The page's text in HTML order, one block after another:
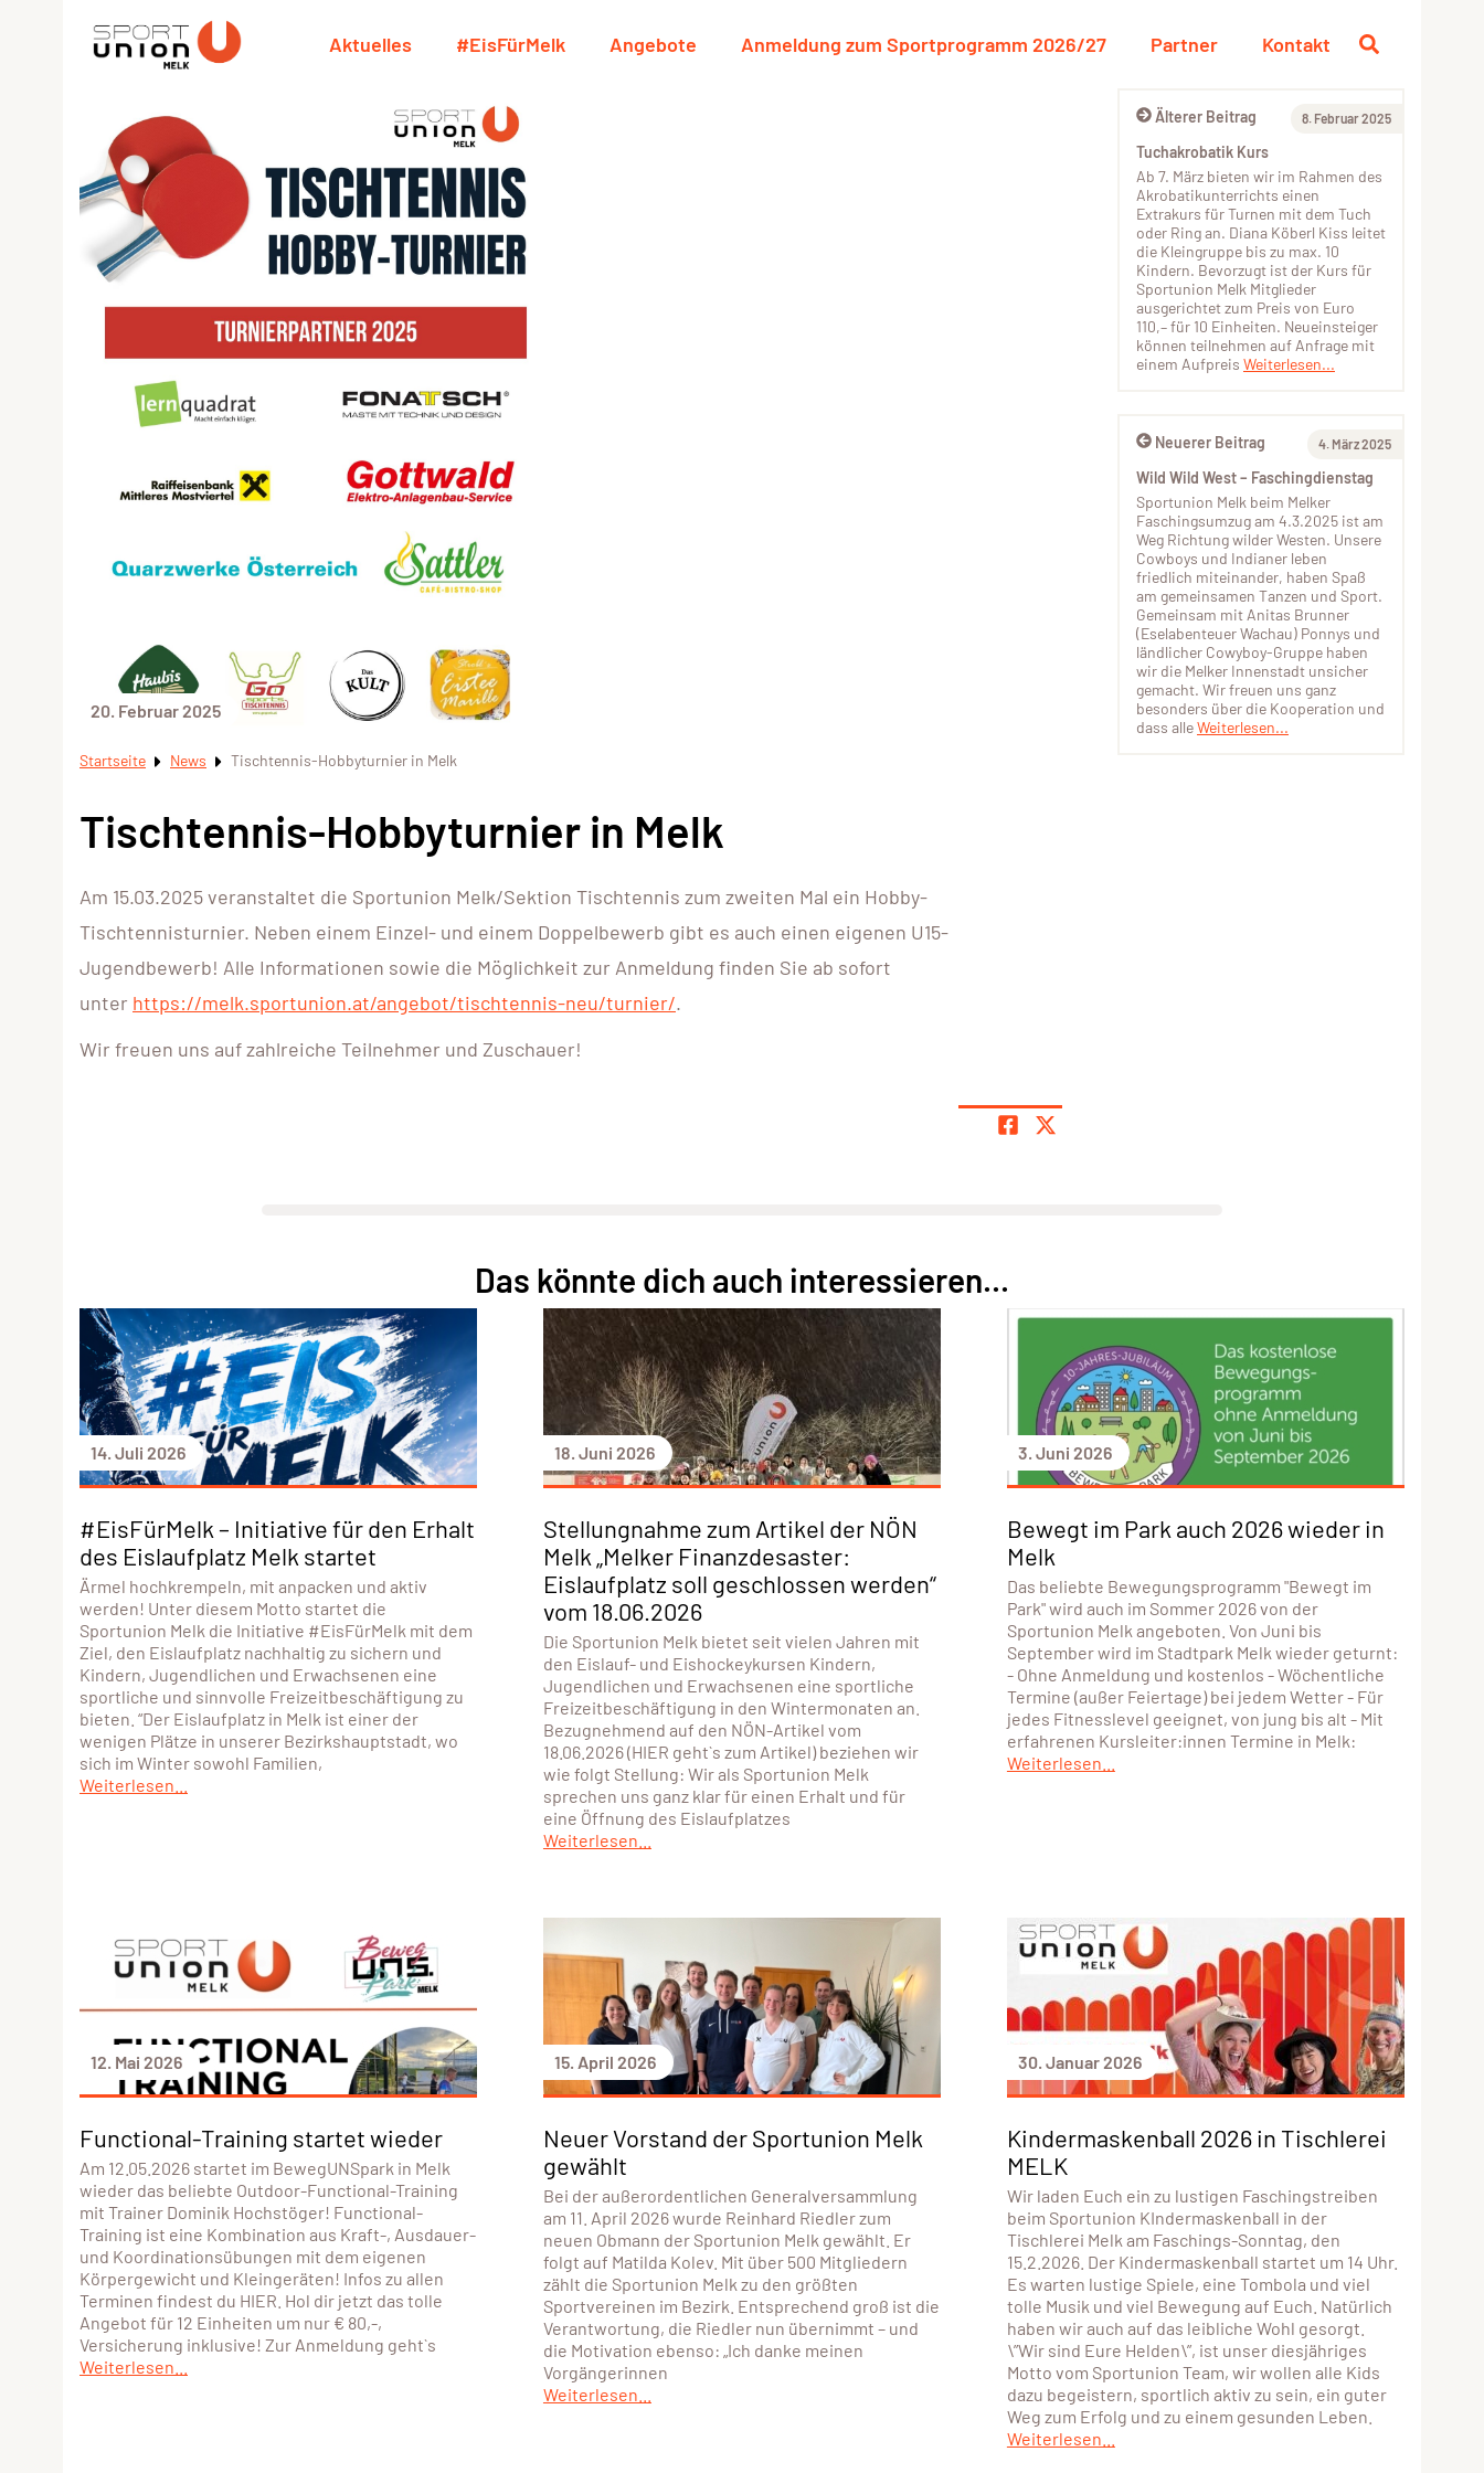
Aktuelles #EisFürMelk Angebote Anmeldung zum Sportprogramm 2026/27 Partner Kontakt
20. Februar 2025
Startseite News Tischtennis-Hobbyturnier in Melk
Tischtennis-Hobbyturnier in Melk
Am 15.03.2025 veranstaltet die Sportunion Melk/Sektion Tischtennis zum zweiten Mal ein Hobby-
Tischtennisturnier. Neben einem Einzel- und einem Doppelbewerb gibt es auch einen eigenen U15-
Jugendbewerb! Alle Informationen sowie die Möglichkeit zur Anmeldung finden Sie ab sofort
unter https://melk.sportunion.at/angebot/tischtennis-neu/turnier/.
Wir freuen uns auf zahlreiche Teilnehmer und Zuschauer!
Älterer Beitrag 8. Februar 2025
Tuchakrobatik Kurs
Ab 7. März bieten wir im Rahmen des
Akrobatikunterrichts einen
Extrakurs für Turnen mit dem Tuch
oder Ring an. Diana Köberl Kiss leitet
die Kleingruppe bis zu max. 10
Kindern. Bevorzugt ist der Kurs für
Sportunion Melk Mitglieder
ausgerichtet zum Preis von Euro
110,– für 10 Einheiten. Neueinsteiger
können teilnehmen auf Anfrage mit
einem Aufpreis Weiterlesen...
Neuerer Beitrag 4. März 2025
Wild Wild West – Faschingdienstag
Sportunion Melk beim Melker
Faschingsumzug am 4.3.2025 ist am
Weg Richtung wilder Westen. Unsere
Cowboys und Indianer leben
friedlich miteinander, haben Spaß
am gemeinsamen Tanzen und Sport.
Gemeinsam mit Anitas Brunner
(Eselabenteuer Wachau) Ponnys und
ländlicher Cowyboy-Gruppe haben
wir die Melker Innenstadt unsicher
gemacht. Wir freuen uns ganz
besonders über die Kooperation und
dass alleWeiterlesen...
Das könnte dich auch interessieren...
14. Juli 2026
#EisFürMelk – Initiative für den Erhalt
des Eislaufplatz Melk startet
Ärmel hochkrempeln, mit anpacken und aktiv
werden! Unter diesem Motto startet die
Sportunion Melk die Initiative #EisFürMelk mit dem
Ziel, den Eislaufplatz nachhaltig zu sichern und
Kindern, Jugendlichen und Erwachsenen eine
sportliche und sinnvolle Freizeitbeschäftigung zu
bieten. “Der Eislaufplatz in Melk ist einer der
wenigen Plätze in unserer Bezirkshauptstadt, wo
sich im Winter sowohl Familien,
Weiterlesen...
18. Juni 2026
Stellungnahme zum Artikel der NÖN
Melk „Melker Finanzdesaster:
Eislaufplatz soll geschlossen werden“
vom 18.06.2026
Die Sportunion Melk bietet seit vielen Jahren mit
den Eislauf- und Eishockeykursen Kindern,
Jugendlichen und Erwachsenen eine sportliche
Freizeitbeschäftigung in den Wintermonaten an.
Bezugnehmend auf den NÖN-Artikel vom
18.06.2026 (HIER geht`s zum Artikel) beziehen wir
wie folgt Stellung: Wir als Sportunion Melk
sprechen uns ganz klar für einen Erhalt und für
eine Öffnung des Eislaufplatzes
Weiterlesen...
3. Juni 2026
Bewegt im Park auch 2026 wieder in
Melk
Das beliebte Bewegungsprogramm "Bewegt im
Park" wird auch im Sommer 2026 von der
Sportunion Melk angeboten. Von Juni bis
September wird im Stadtpark Melk wieder geturnt:
- Ohne Anmeldung und kostenlos - Wöchentliche
Termine (außer Feiertage) bei jedem Wetter - Für
jedes Fitnesslevel geeignet, von jung bis alt - Mit
erfahrenen Kursleiter:innen Termine in Melk:
Weiterlesen...
12. Mai 2026
Functional-Training startet wieder
Am 12.05.2026 startet im BewegUNSpark in Melk
wieder das beliebte Outdoor-Functional-Training
mit Trainer Dominik Hochstöger! Functional-
Training ist eine Kombination aus Kraft-, Ausdauer-
und Koordinationsübungen mit dem eigenen
Körpergewicht und Kleingeräten! Infos zu allen
Terminen findest du HIER. Hol dir jetzt das tolle
Angebot für 12 Einheiten um nur € 80,-,
Versicherung inklusive! Zur Anmeldung geht`s
Weiterlesen...
15. April 2026
Neuer Vorstand der Sportunion Melk
gewählt
Bei der außerordentlichen Generalversammlung
am 11. April 2026 wurde Reinhard Riedler zum
neuen Obmann der Sportunion Melk gewählt. Er
folgt auf Matilda Kolev. Mit über 500 Mitgliedern
zählt die Sportunion Melk zu den größten
Sportvereinen im Bezirk. Entsprechend groß ist die
Verantwortung, die Riedler nun übernimmt – und
die Motivation ebenso: „Ich danke meinen
Vorgängerinnen
Weiterlesen...
30. Januar 2026
Kindermaskenball 2026 in Tischlerei
MELK
Wir laden Euch ein zu lustigen Faschingstreiben
beim Sportunion KIndermaskenball in der
Tischlerei Melk am Faschings-Sonntag, den
15.2.2026. Der Kindermaskenball startet um 14 Uhr.
Es warten lustige Spiele, eine Tombola und viel
tolle Musik und viel Bewegung auf Euch. Natürlich
haben wir auch auf das leibliche Wohl gesorgt.
\”Wir sind Eure Helden\”, ist unser diesjähriges
Motto vom Sportunion Team, wir wollen alle Kids
dazu begeistern, sportlich aktiv zu sein, ein guter
Weg zum Erfolg und zu einem gesunden Leben.
Weiterlesen...